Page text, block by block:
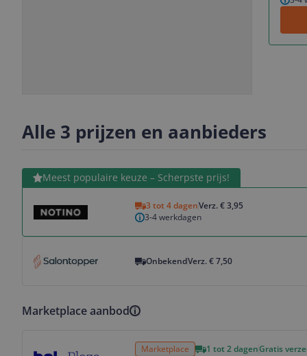
Alle 3 prijzen en aanbieders
Meest populaire keuze – Scherpste prijs!
3 tot 4 dagenVerz. € 3,95
3-4 werkdagen
Bekijk product
OnbekendVerz. € 7,50
Marketplace aanbod
Marketplace 1 tot 2 dagenGratis